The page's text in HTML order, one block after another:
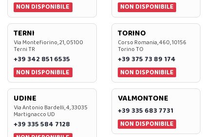
NON DISPONIBILE
NON DISPONIBILE
TERNI
Via Montefiorino, 21, 05100
Terni TR
+39 342 851 6535
NON DISPONIBILE
TORINO
Corso Romania, 460, 10156
Torino TO
+39 375 73 89 174
NON DISPONIBILE
UDINE
Via Antonio Bardelli, 4, 33035
Martignacco UD
+39 335 584 7128
VALMONTONE
+39 335 683 7731
NON DISPONIBILE